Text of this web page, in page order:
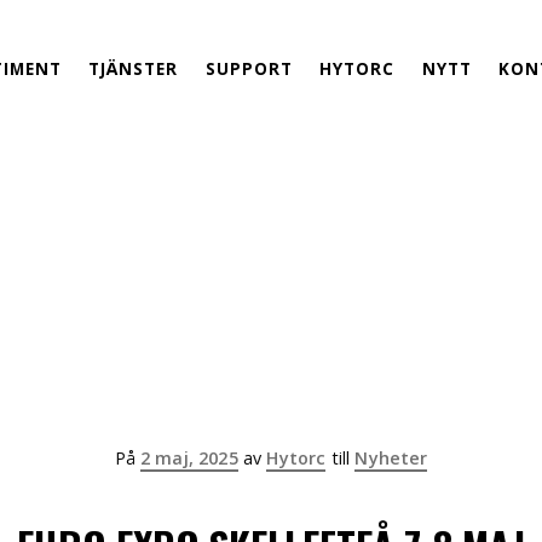
TJÄNSTER SUPPORT HYTORC NYTT
På Publicerad
2 maj, 2025av Hytorc till Nyheter